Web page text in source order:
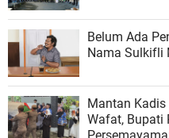
Belum Ada
Nama Sulkifli
Mantan Kadis
Wafat, Bupati